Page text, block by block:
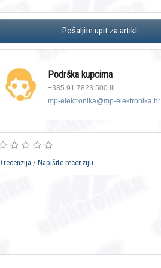
Podrška kupcima
+385 91 7823 500 ili
mp-elektronika@mp-elektronika.hr
recenzija / Napišite recenziju